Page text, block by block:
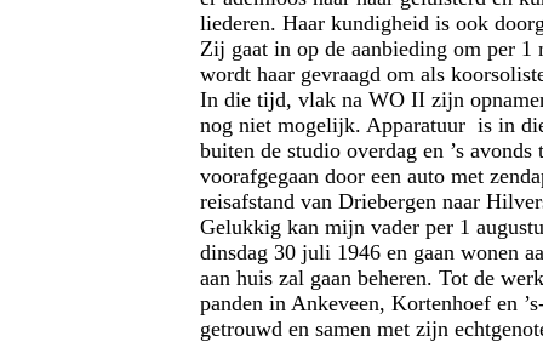
liederen. Haar kundigheid is ook
Zij gaat in op de aanbieding om per
wordt haar gevraagd om als
In die tijd, vlak na WO II zijn
nog niet mogelijk. Apparatuur is in
buiten de studio overdag en ’s
voorafgegaan door een auto met
reisafstand van Driebergen naar
Gelukkig kan mijn vader per 1
dinsdag 30 juli 1946 en gaan wonen
aan huis zal gaan beheren. Tot de
panden in Ankeveen, Kortenhoef en
getrouwd en samen met zijn